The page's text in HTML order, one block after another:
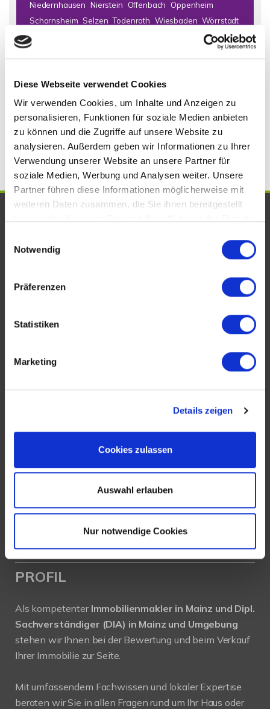
Diese Webseite verwendet Cookies
Wir verwenden Cookies, um Inhalte und Anzeigen zu
personalisieren, Funktionen für soziale Medien anbieten
zu können und die Zugriffe auf unsere Website zu
analysieren. Außerdem geben wir Informationen zu Ihrer
Verwendung unserer Website an unsere Partner für
soziale Medien, Werbung und Analysen weiter. Unsere
Partner führen diese Informationen möglicherweise mit
weiteren Daten zusammen, die Sie ihnen bereitgestellt
Notwendig
Präferenzen
Statistiken
Marketing
Details zeigen
Cookies zulassen
Auswahl erlauben
Nur notwendige Cookies
Niedernhausen Nierstein Offenbach
Oppenheim
Schornsheim Selzen Todenroth Wiesbaden Wörrstadt
Zornheim
Kreuznach
kaufen Bad Kreuznach
Immobilie Bad Kreuznach
Immobilien Bad Kreuznach
Hauskauf Bad Kreuznach
Immobilienkauf Bad Kreuznach
Einfamilienhaus Bad
Kreuznach
Einfamilienhäuser Bad Kreuznach
UNSERE AUSZEICHNUNGEN. WIR
KONTAKT
Tel.: +49 (0) 6131 / 9010180
E-Mail: buero@immobilien-koehler.de
Internet: www.immobilien-koehler.de
PROFIL
Als kompetenter Immobilienmakler in Mainz und Dipl.
Sachverständiger (DIA) in Mainz und Umgebung
stehen wir Ihnen bei der Bewertung und beim Verkauf
Ihrer Immobilie zur Seite.
Mit umfassendem Fachwissen und lokaler Expertise
beraten wir Sie in allen Fragen rund um Ihr Haus oder